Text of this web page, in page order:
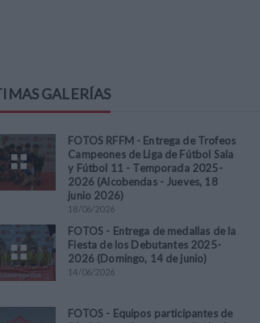
GALERÍAS
FOTOS RFFM - Entrega de Trofeos
Campeones de Liga de Fútbol Sala
y Fútbol 11 - Temporada 2025-
2026 (Alcobendas - Jueves, 18
junio 2026)
18/06/2026
FOTOS - Entrega de medallas de la
Fiesta de los Debutantes 2025-
2026 (Domingo, 14 de junio)
14/06/2026
FOTOS - Equipos participantes de